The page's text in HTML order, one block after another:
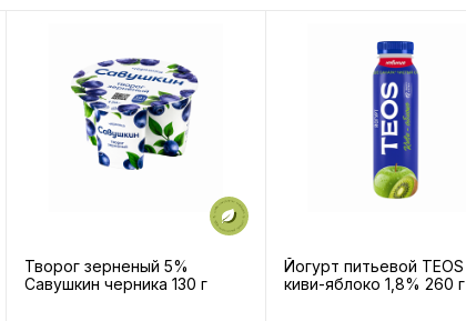
Творог зерненый 5%
Савушкин черника 130 г
Йогурт питьевой TEOS
киви-яблоко 1,8% 260 г